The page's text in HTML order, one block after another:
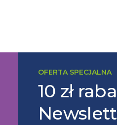
OFERTA SPECJALNA
10 zł